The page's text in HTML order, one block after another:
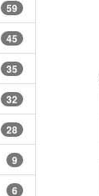
59
45
35
32
28
9
6